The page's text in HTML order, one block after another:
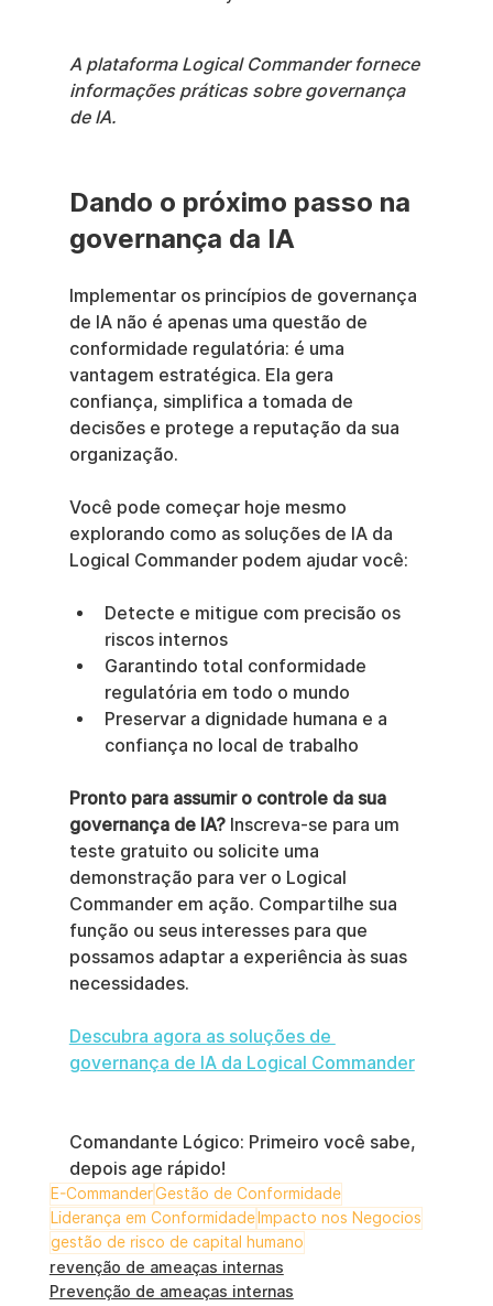
A plataforma Logical Commander fornece
informações práticas sobre governança
de IA.
Dando o próximo passo na
governança da IA
Implementar os princípios de governança
de IA não é apenas uma questão de
conformidade regulatória: é uma
vantagem estratégica. Ela gera
confiança, simplifica a tomada de
decisões e protege a reputação da sua
organização.
Você pode começar hoje mesmo
explorando como as soluções de IA da
Logical Commander podem ajudar você:
Detecte e mitigue com precisão os
riscos internos
Garantindo total conformidade
regulatória em todo o mundo
Preservar a dignidade humana e a
confiança no local de trabalho
Pronto para assumir o controle da sua
governança de IA? Inscreva-se para um
teste gratuito ou solicite uma
demonstração para ver o Logical
Commander em ação. Compartilhe sua
função ou seus interesses para que
possamos adaptar a experiência às suas
necessidades.
Descubra agora as soluções de
governança de IA da Logical Commander
Comandante Lógico: Primeiro você sabe,
depois age rápido!
E-CommanderGestão de Conformidade
Liderança em Conformidade Impacto nos Negocios
gestão de risco de capital humano
revenção de ameaças internas
Prevenção de ameaças internas